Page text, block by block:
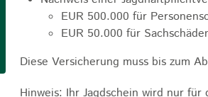
EUR 500.000 für
EUR 50.000 für
Diese Versicherung muss bis zum
Hinweis: Ihr Jagdschein wird nur